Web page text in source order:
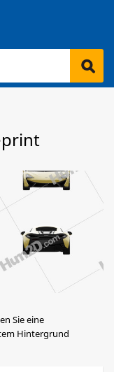
Sie eine
Hintergrund